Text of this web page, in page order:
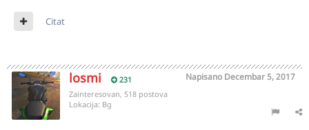
Citat
losmi 231 Napisano Decembar 5, 2017
Zainteresovan, 518 postova
Lokacija: Bg